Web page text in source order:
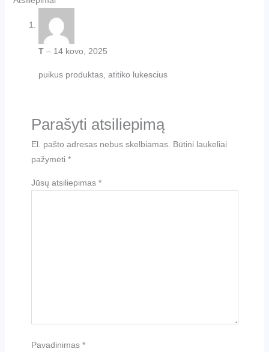
T – 14 kovo, 2025
puikus produktas, atitiko lukescius
Parašyti atsiliepimą
El. pašto adresas nebus skelbiamas. Būtini laukeliai
pažymėti *
Jūsų atsiliepimas *
Pavadinimas *